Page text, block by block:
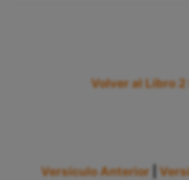
Volver al Libro 2
Versículo Anterior